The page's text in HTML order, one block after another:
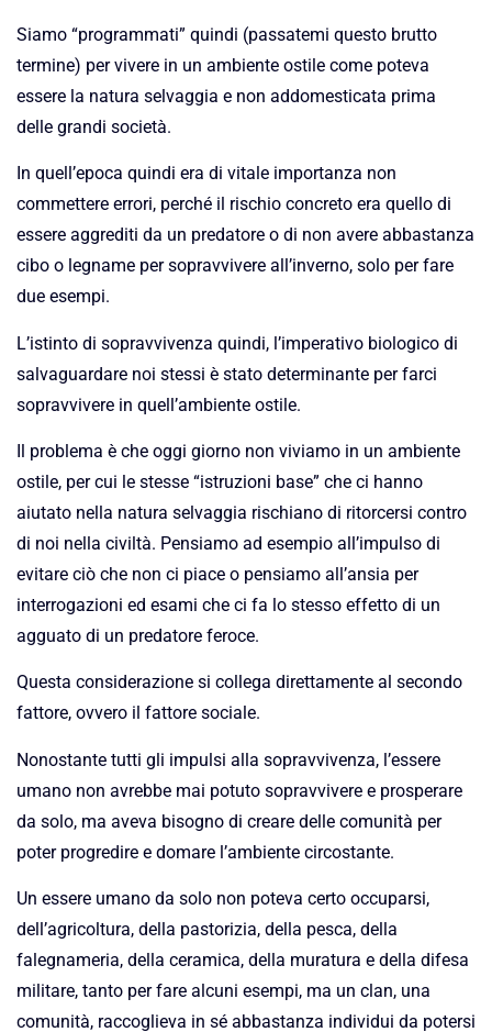
Siamo “programmati” quindi (passatemi questo brutto
termine) per vivere in un ambiente ostile come poteva
essere la natura selvaggia e non addomesticata prima
delle grandi società.
In quell’epoca quindi era di vitale importanza non
commettere errori, perché il rischio concreto era quello di
essere aggrediti da un predatore o di non avere abbastanza
cibo o legname per sopravvivere all’inverno, solo per fare
due esempi.
L’istinto di sopravvivenza quindi, l’imperativo biologico di
salvaguardare noi stessi è stato determinante per farci
sopravvivere in quell’ambiente ostile.
Il problema è che oggi giorno non viviamo in un ambiente
ostile, per cui le stesse “istruzioni base” che ci hanno
aiutato nella natura selvaggia rischiano di ritorcersi contro
di noi nella civiltà. Pensiamo ad esempio all’impulso di
evitare ciò che non ci piace o pensiamo all’ansia per
interrogazioni ed esami che ci fa lo stesso effetto di un
agguato di un predatore feroce.
Questa considerazione si collega direttamente al secondo
fattore, ovvero il fattore sociale.
Nonostante tutti gli impulsi alla sopravvivenza, l’essere
umano non avrebbe mai potuto sopravvivere e prosperare
da solo, ma aveva bisogno di creare delle comunità per
poter progredire e domare l’ambiente circostante.
Un essere umano da solo non poteva certo occuparsi,
dell’agricoltura, della pastorizia, della pesca, della
falegnameria, della ceramica, della muratura e della difesa
militare, tanto per fare alcuni esempi, ma un clan, una
comunità, raccoglieva in sé abbastanza individui da potersi